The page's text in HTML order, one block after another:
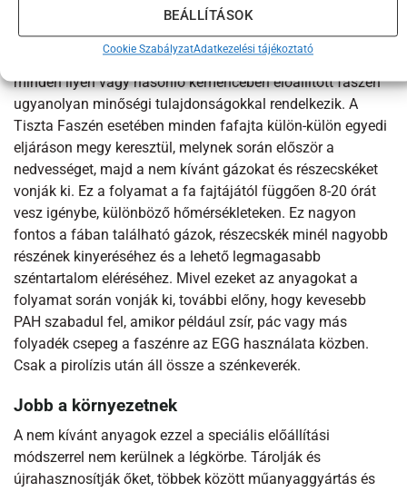
BEÁLLÍTÁSOK
Cookie SzabályzatAdatkezelési tájékoztató
Évekig tartó kutatás előzte meg ennek az innovatív
szénnek a megvalósítását. Pirolízise szabadalmaztatott
Retort kemencékben történik. Ez nem jelenti azt, hogy
minden ilyen vagy hasonló kemencében előállított faszén
ugyanolyan minőségi tulajdonságokkal rendelkezik. A
Tiszta Faszén esetében minden fafajta külön-külön egyedi
eljáráson megy keresztül, melynek során először a
nedvességet, majd a nem kívánt gázokat és részecskéket
vonják ki. Ez a folyamat a fa fajtájától függően 8-20 órát
vesz igénybe, különböző hőmérsékleteken. Ez nagyon
fontos a fában található gázok, részecskék minél nagyobb
részének kinyeréséhez és a lehető legmagasabb
széntartalom eléréséhez. Mivel ezeket az anyagokat a
folyamat során vonják ki, további előny, hogy kevesebb
PAH szabadul fel, amikor például zsír, pác vagy más
folyadék csepeg a faszénre az EGG használata közben.
Csak a pirolízis után áll össze a szénkeverék.
Jobb a környezetnek
A nem kívánt anyagok ezzel a speciális előállítási
módszerrel nem kerülnek a légkörbe. Tárolják és
újrahasznosítják őket, többek között műanyaggyártás és